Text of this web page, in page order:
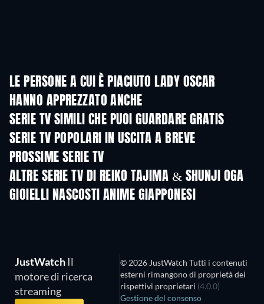
LE PERSONE A CUI È PIACIUTO LADY OSCAR
HANNO APPREZZATO ANCHE
TV
SERIE TV SIMILI CHE PUOI GUARDARE GRATIS
TV
SERIE TV POPOLARI IN USCITA A BREVE
TV TV
PROSSIME SERIE TV
Stagione 2
ALTRE SERIE TV DI REIKO TAJIMA & SHUNJI OGA
TV TV
GIOIELLI NASCOSTI ANIME GIAPPONESI
TV
JustWatch Il
motore di ricerca
streaming
© 2026 JustWatch Tutti i contenuti
esterni rimangono di proprietà dei
rispettivi proprietari (4.0.0)
Gestione del consenso